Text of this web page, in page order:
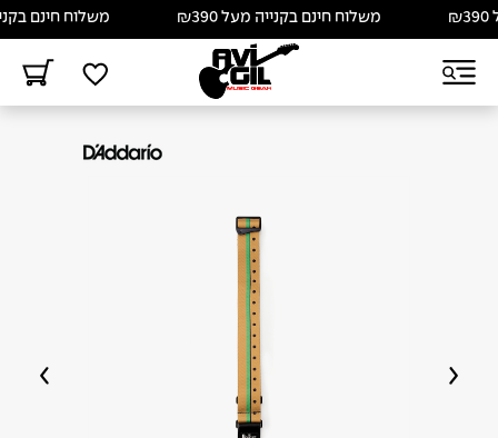
משלוח חינם בקנייה מעל ₪390 משלוח חינם בקנייה